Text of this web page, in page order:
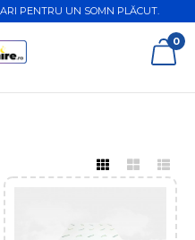
PENTRU UN SOMN PLĂCUT.
0
5 cm, husa